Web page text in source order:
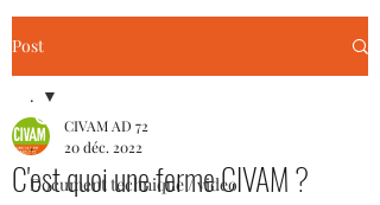
Post
.
Document technique / video
.
C'est quoi une ferme CIVAM ?
CIVAM AD 72
20 déc. 2022